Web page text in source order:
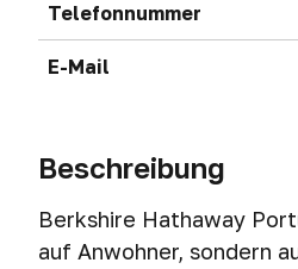
Telefonnummer
E-Mail
Beschreibung
Berkshire Hathaway
auf Anwohner, sondern